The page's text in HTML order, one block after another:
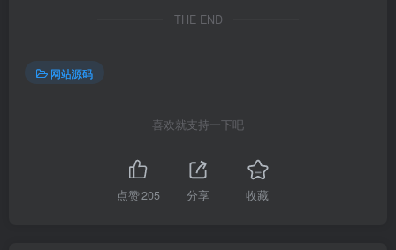
THE END
网站源码
喜欢就支持一下吧
点赞205 分享 收藏